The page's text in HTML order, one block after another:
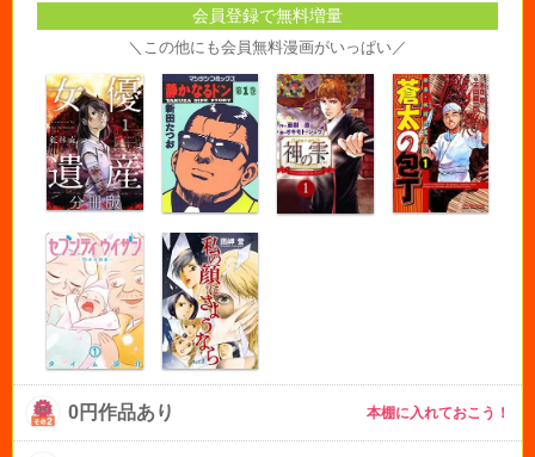
会員登録で無料増量
＼この他にも会員無料漫画がいっぱい／
0円作品あり 本棚に入れておこう！